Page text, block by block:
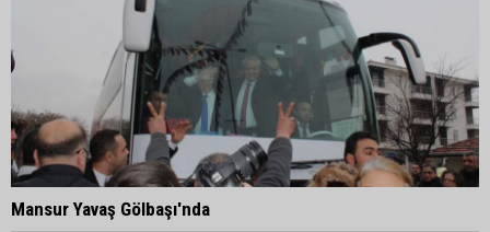
Mansur Yavaş Gölbaşı'nda